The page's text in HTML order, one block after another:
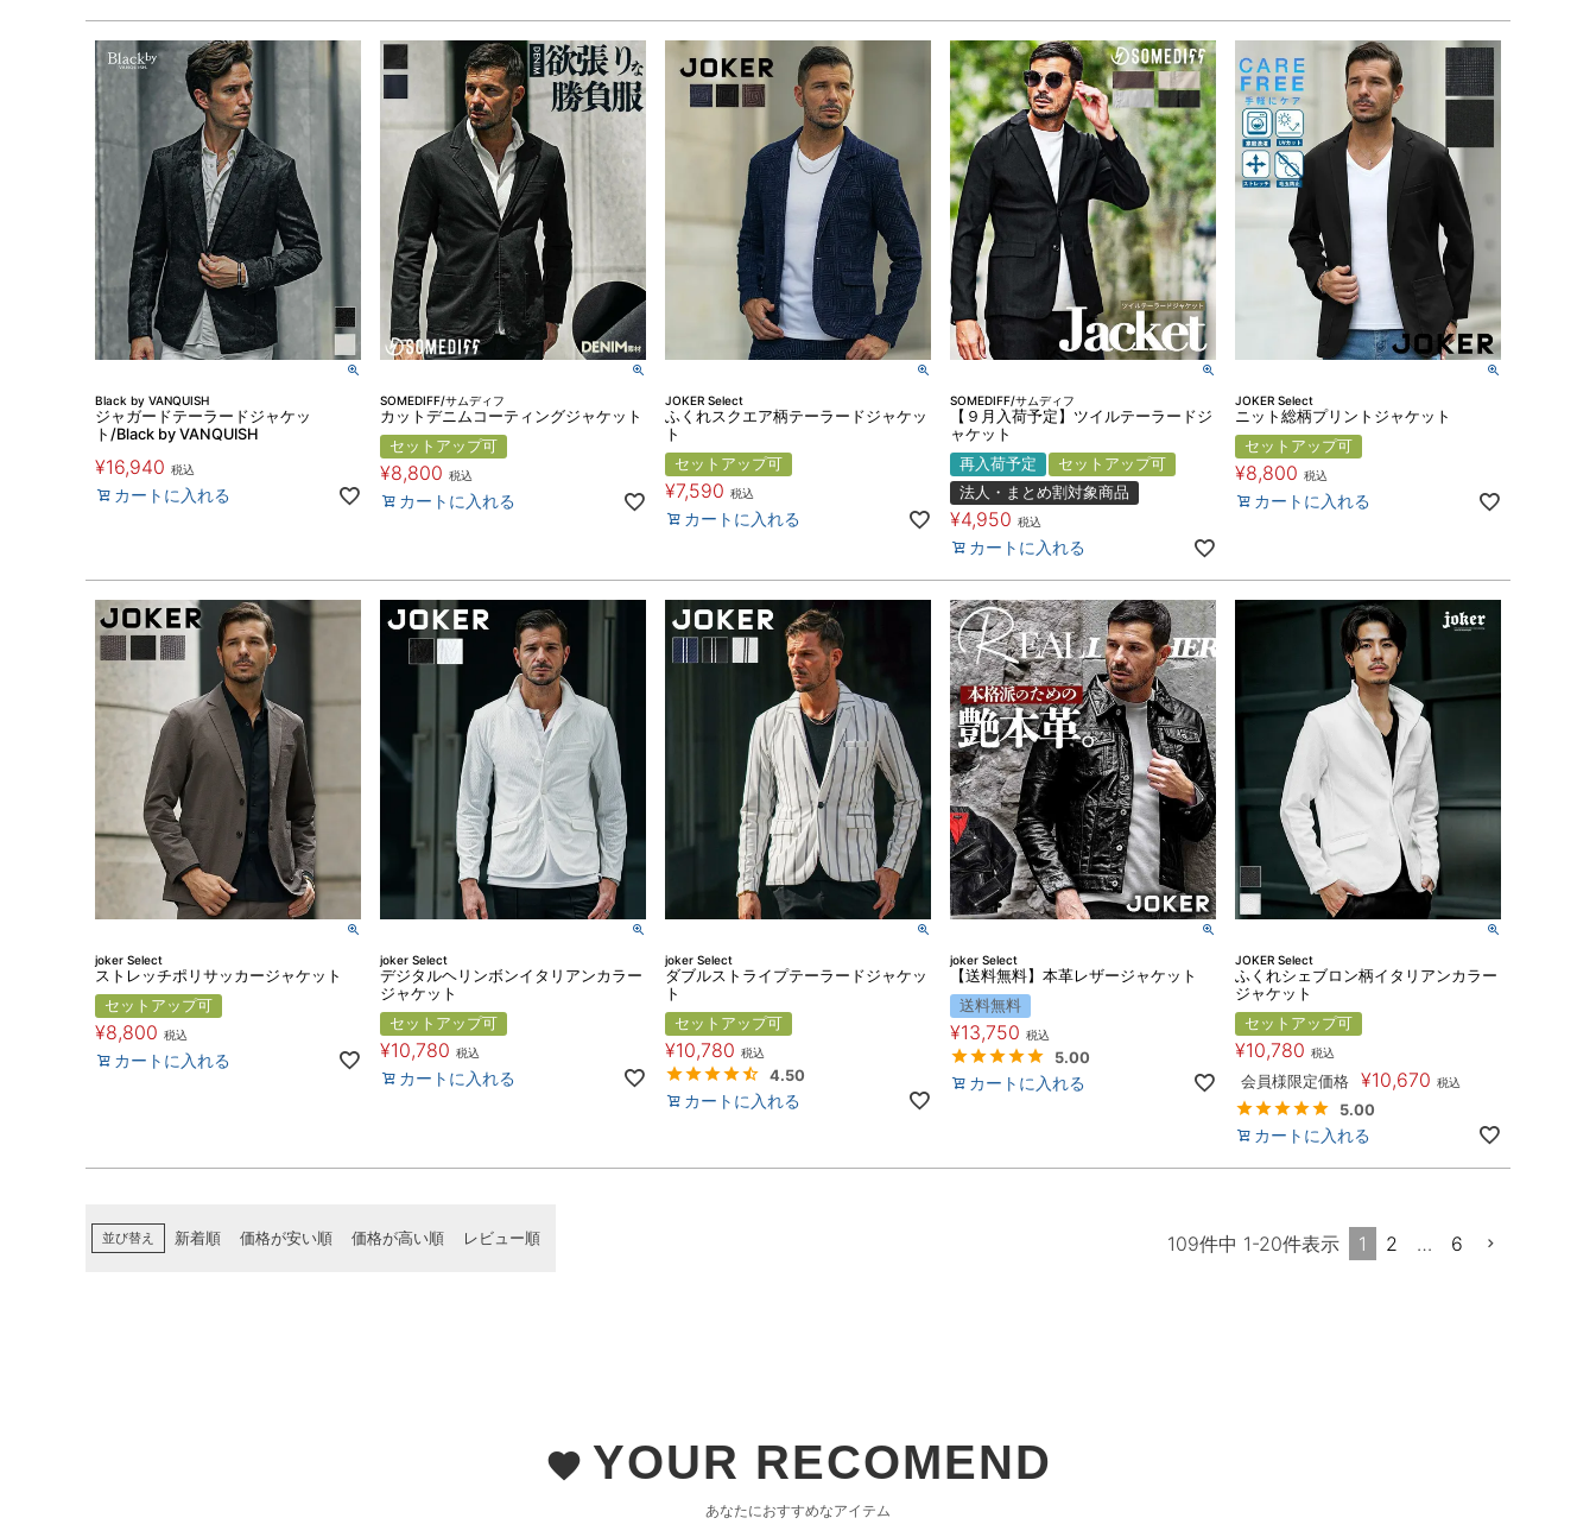
Black by VANQUISH
ジャガードテーラードジャケッ
ト/Black by VANQUISH
¥16,940 税込
カートに入れる
SOMEDIFF/サムディフ
カットデニムコーティングジャケット
セットアップ可
¥8,800 税込
カートに入れる
JOKER Select
ふくれスクエア柄テーラードジャケッ
ト
セットアップ可
¥7,590 税込
カートに入れる
SOMEDIFF/サムディフ
【９月入荷予定】ツイルテーラードジ
ャケット
再入荷予定
セットアップ可
法人・まとめ割対象商品
¥4,950 税込
カートに入れる
JOKER Select
ニット総柄プリントジャケット
セットアップ可
¥8,800 税込
カートに入れる
joker Select
ストレッチポリサッカージャケット
セットアップ可
¥8,800 税込
カートに入れる
joker Select
デジタルヘリンボンイタリアンカラー
ジャケット
セットアップ可
¥10,780 税込
カートに入れる
joker Select
ダブルストライプテーラードジャケッ
ト
セットアップ可
¥10,780 税込
4.50
カートに入れる
joker Select
【送料無料】本革レザージャケット
送料無料
¥13,750 税込
5.00
カートに入れる
JOKER Select
ふくれシェブロン柄イタリアンカラー
ジャケット
セットアップ可
¥10,780 税込
会員様限定価格 ¥10,670 税込
5.00
カートに入れる
並び替え 新着順 価格が安い順 価格が高い順 レビュー順 109件中 1-20件表示 1 2 … 6
favorite YOUR RECOMEND
あなたにおすすめなアイテム